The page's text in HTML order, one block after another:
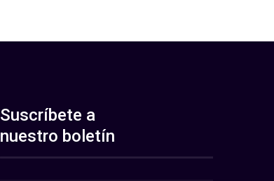
Suscríbete a
nuestro boletín